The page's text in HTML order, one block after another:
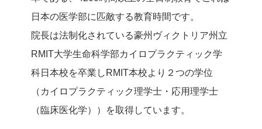
日本の医学部に匹敵する教育時間です。
院長は法制化されている豪州ヴィクトリア州立
RMIT大学生命科学部カイロプラクティック学
科日本校を卒業しRMIT本校より２つの学位
（カイロプラクティック理学士・応用理学士
（臨床医化学））を取得しています。